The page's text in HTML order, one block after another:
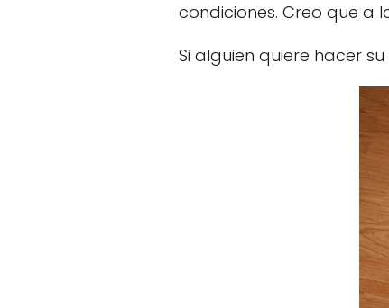
condiciones. Creo que a
Si alguien quiere hacer